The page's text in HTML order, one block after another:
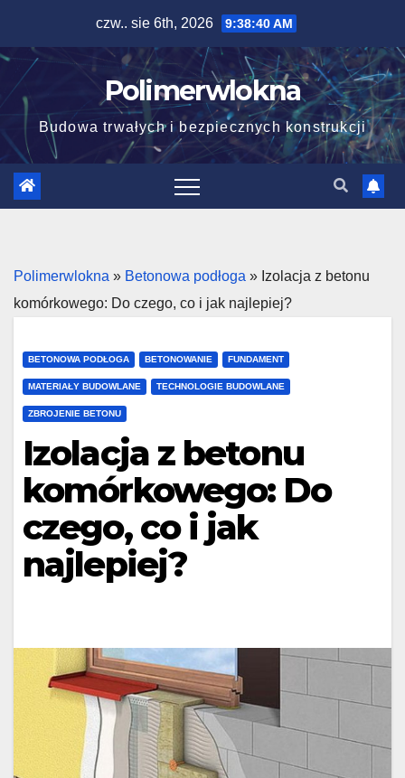
content
czw.. sie 6th, 2026 9:38:41 AM
Polimerwlokna
Budowa trwałych i bezpiecznych konstrukcji
Polimerwlokna » Betonowa podłoga » Izolacja z betonu
komórkowego: Do czego, co i jak najlepiej?
BETONOWA PODŁOGA BETONOWANIE FUNDAMENT
MATERIAŁY BUDOWLANE TECHNOLOGIE BUDOWLANE
ZBROJENIE BETONU
Izolacja z betonu
komórkowego: Do
czego, co i jak
najlepiej?